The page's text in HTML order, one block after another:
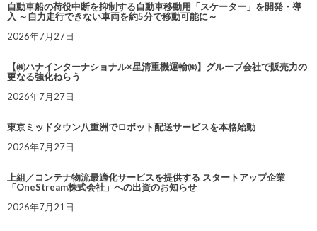
自動車船の荷役中断を抑制する自動車移動用「スケーター」を開発・導
入 ～自力走行できない車両を約5分で移動可能に～
2026年7月27日
【㈱ハナインターナショナル×星清重機運輸㈱】グループ会社で販売力の
更なる強化ねらう
2026年7月27日
東京ミッドタウン八重洲でロボット配送サービスを本格始動
2026年7月27日
上組／コンテナ物流最適化サービスを提供する スタートアップ企業
「OneStream株式会社」への出資のお知らせ
2026年7月21日